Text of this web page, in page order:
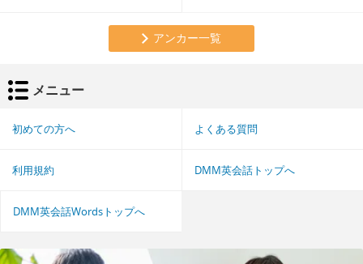
アンカー一覧
メニュー
初めての方へ よくある質問
利用規約 DMM英会話トップへ
DMM英会話Wordsトップへ